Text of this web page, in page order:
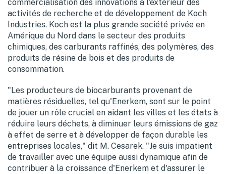
commercialisation des innovations à l'extérieur des
activités de recherche et de développement de Koch
Industries. Koch est la plus grande société privée en
Amérique du Nord dans le secteur des produits
chimiques, des carburants raffinés, des polymères, des
produits de résine de bois et des produits de
consommation.
"Les producteurs de biocarburants provenant de
matières résiduelles, tel qu'Enerkem, sont sur le point
de jouer un rôle crucial en aidant les villes et les états à
réduire leurs déchets, à diminuer leurs émissions de gaz
à effet de serre et à développer de façon durable les
entreprises locales," dit M. Cesarek. "Je suis impatient
de travailler avec une équipe aussi dynamique afin de
contribuer à la croissance d'Enerkem et d'assurer le